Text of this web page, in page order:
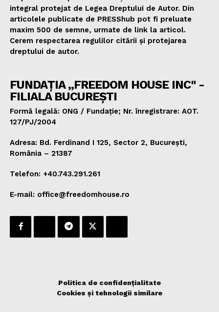
integral protejat de Legea Dreptului de Autor. Din
articolele publicate de PRESShub pot fi preluate
maxim 500 de semne, urmate de link la articol.
Cerem respectarea regulilor citării și protejarea
dreptului de autor.
FUNDAȚIA „FREEDOM HOUSE INC" -
FILIALA BUCUREȘTI
Formă legală: ONG / Fundație; Nr. înregistrare: AOT.
127/PJ/2004
Adresa: Bd. Ferdinand I 125, Sector 2, București,
România – 21387
Telefon: +40.743.291.261
E-mail: office@freedomhouse.ro
Politica de confidențialitate
Cookies și tehnologii similare